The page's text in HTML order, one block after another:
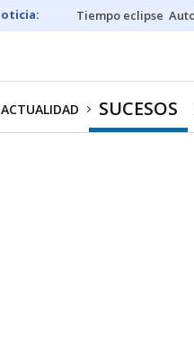
Tiempo eclipse
ACTUALIDAD SUCESOS